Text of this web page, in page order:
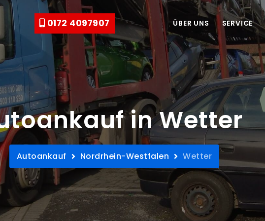
0172 4097907 ÜBER UNS SERVICE
in Wetter
Autoankauf Nordrhein-Westfalen Wetter